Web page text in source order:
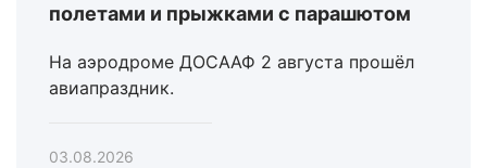
полетами и прыжками с парашютом
На аэродроме ДОСААФ 2 августа прошёл
авиапраздник.
03.08.2026